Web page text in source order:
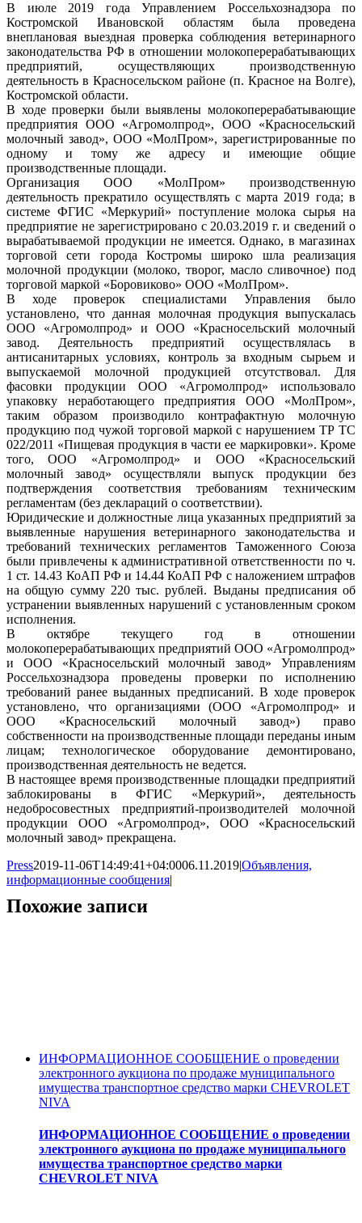
В июле 2019 года Управлением Россельхознадзора по
Костромской Ивановской областям была проведена
внеплановая выездная проверка соблюдения ветеринарного
законодательства РФ в отношении молокоперерабатывающих
предприятий, осуществляющих производственную
деятельность в Красносельском районе (п. Красное на Волге),
Костромской области.
В ходе проверки были выявлены молокоперерабатывающие
предприятия ООО «Агромолпрод», ООО «Красносельский
молочный завод», ООО «МолПром», зарегистрированные по
одному и тому же адресу и имеющие общие
производственные площади.
Организация ООО «МолПром» производственную
деятельность прекратило осуществлять с марта 2019 года; в
системе ФГИС «Меркурий» поступление молока сырья на
предприятие не зарегистрировано с 20.03.2019 г. и сведений о
вырабатываемой продукции не имеется. Однако, в магазинах
торговой сети города Костромы широко шла реализация
молочной продукции (молоко, творог, масло сливочное) под
торговой маркой «Боровиково» ООО «МолПром».
В ходе проверок специалистами Управления было
установлено, что данная молочная продукция выпускалась
ООО «Агромолпрод» и ООО «Красносельский молочный
завод. Деятельность предприятий осуществлялась в
антисанитарных условиях, контроль за входным сырьем и
выпускаемой молочной продукцией отсутствовал. Для
фасовки продукции ООО «Агромолпрод» использовало
упаковку неработающего предприятия ООО «МолПром»,
таким образом производило контрафактную молочную
продукцию под чужой торговой маркой с нарушением ТР ТС
022/2011 «Пищевая продукция в части ее маркировки». Кроме
того, ООО «Агромолпрод» и ООО «Красносельский
молочный завод» осуществляли выпуск продукции без
подтверждения соответствия требованиям техническим
регламентам (без деклараций о соответствии).
Юридические и должностные лица указанных предприятий за
выявленные нарушения ветеринарного законодательства и
требований технических регламентов Таможенного Союза
были привлечены к административной ответственности по ч.
1 ст. 14.43 КоАП РФ и 14.44 КоАП РФ с наложением штрафов
на общую сумму 220 тыс. рублей. Выданы предписания об
устранении выявленных нарушений с установленным сроком
исполнения.
В октябре текущего год в отношении
молокоперерабатывающих предприятий ООО «Агромолпрод»
и ООО «Красносельский молочный завод» Управлениям
Россельхознадзора проведены проверки по исполнению
требований ранее выданных предписаний. В ходе проверок
установлено, что организациями (ООО «Агромолпрод» и
ООО «Красносельский молочный завод») право
собственности на производственные площади переданы иным
лицам; технологическое оборудование демонтировано,
производственная деятельность не ведется.
В настоящее время производственные площадки предприятий
заблокированы в ФГИС «Меркурий», деятельность
недобросовестных предприятий-производителей молочной
продукции ООО «Агромолпрод», ООО «Красносельский
молочный завод» прекращена.
Press2019-11-06T14:49:41+04:0006.11.2019|Объявления,
информационные сообщения|
Похожие записи
ИНФОРМАЦИОННОЕ СООБЩЕНИЕ о проведении
электронного аукциона по продаже муниципального
имущества транспортное средство марки CHEVROLET
NIVA
ИНФОРМАЦИОННОЕ СООБЩЕНИЕ о проведении
электронного аукциона по продаже муниципального
имущества транспортное средство марки
CHEVROLET NIVA